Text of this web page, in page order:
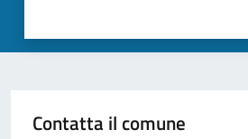
Contatta il comune